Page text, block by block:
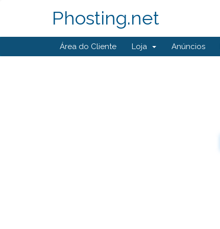
Phosting.net
Área do Cliente Loja Anúncios